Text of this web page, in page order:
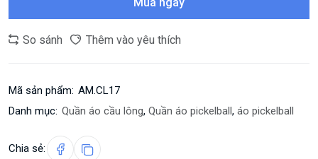
So sánh Thêm vào yêu thích
Mã sản phẩm: AM.CL17
Danh mục: Quần áo cầu lông, Quần áo pickelball, áo pickelball
Chia sẻ: